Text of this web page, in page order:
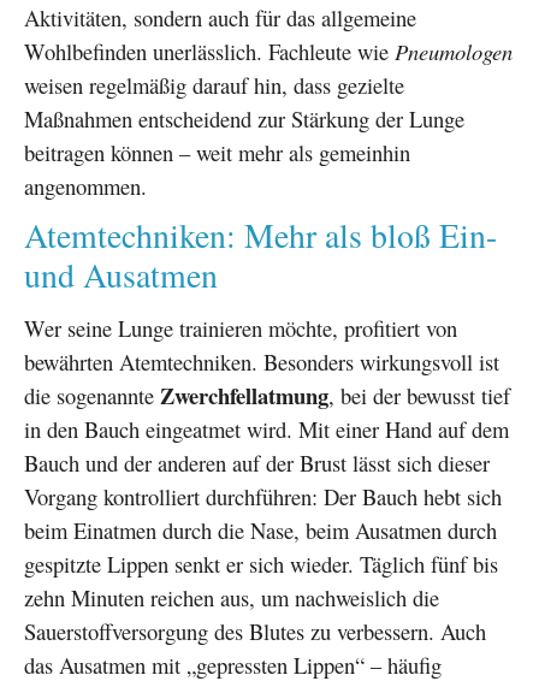
Aktivitäten, sondern auch für das allgemeine
Wohlbefinden unerlässlich. Fachleute wie Pneumologen
weisen regelmäßig darauf hin, dass gezielte
Maßnahmen entscheidend zur Stärkung der Lunge
beitragen können – weit mehr als gemeinhin
angenommen.
Atemtechniken: Mehr als bloß Ein-
und Ausatmen
Wer seine Lunge trainieren möchte, profitiert von
bewährten Atemtechniken. Besonders wirkungsvoll ist
die sogenannte Zwerchfellatmung, bei der bewusst tief
in den Bauch eingeatmet wird. Mit einer Hand auf dem
Bauch und der anderen auf der Brust lässt sich dieser
Vorgang kontrolliert durchführen: Der Bauch hebt sich
beim Einatmen durch die Nase, beim Ausatmen durch
gespitzte Lippen senkt er sich wieder. Täglich fünf bis
zehn Minuten reichen aus, um nachweislich die
Sauerstoffversorgung des Blutes zu verbessern. Auch
das Ausatmen mit „gepressten Lippen“ – häufig